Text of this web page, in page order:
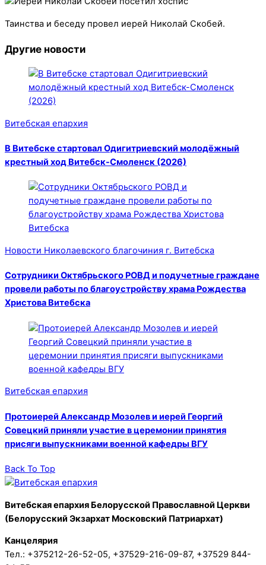
Таинства и беседу провел иерей Николай Скобей.
Другие новости
Витебская епархия
В Витебске стартовал Одигитриевский молодёжный
крестный ход Витебск-Смоленск (2026)
Новости Николаевского благочиния г. Витебска
Сотрудники Октябрьского РОВД и подучетные граждане
провели работы по благоустройству храма Рождества
Христова Витебска
Витебская епархия
Протоиерей Александр Мозолев и иерей Георгий
Совецкий приняли участие в церемонии принятия
присяги выпускниками военной кафедры ВГУ
Back To Top
Витебская епархия Белорусской Православной Церкви
(Белорусский Экзархат Московский Патриархат)
Канцелярия
Тел.: +375212-26-52-05, +37529-216-09-87, +37529 844-